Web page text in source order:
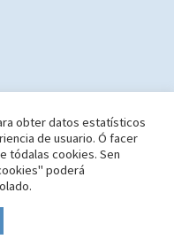
Mañás
Tardes
– 14.30
Pechado
– 14:30
– 14:30
obter datos estatísticos
de usuario. Ó facer
tódalas cookies. Sen
poderá